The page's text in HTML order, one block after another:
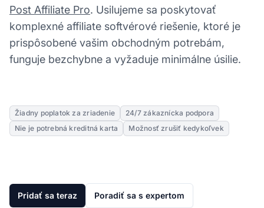
Post Affiliate Pro. Usilujeme sa poskytovať
komplexné affiliate softvérové riešenie, ktoré je
prispôsobené vašim obchodným potrebám,
funguje bezchybne a vyžaduje minimálne úsilie.
Žiadny poplatok za zriadenie
24/7 zákaznícka podpora
Nie je potrebná kreditná karta
Možnosť zrušiť kedykoľvek
Pridať sa teraz Poradiť sa s expertom